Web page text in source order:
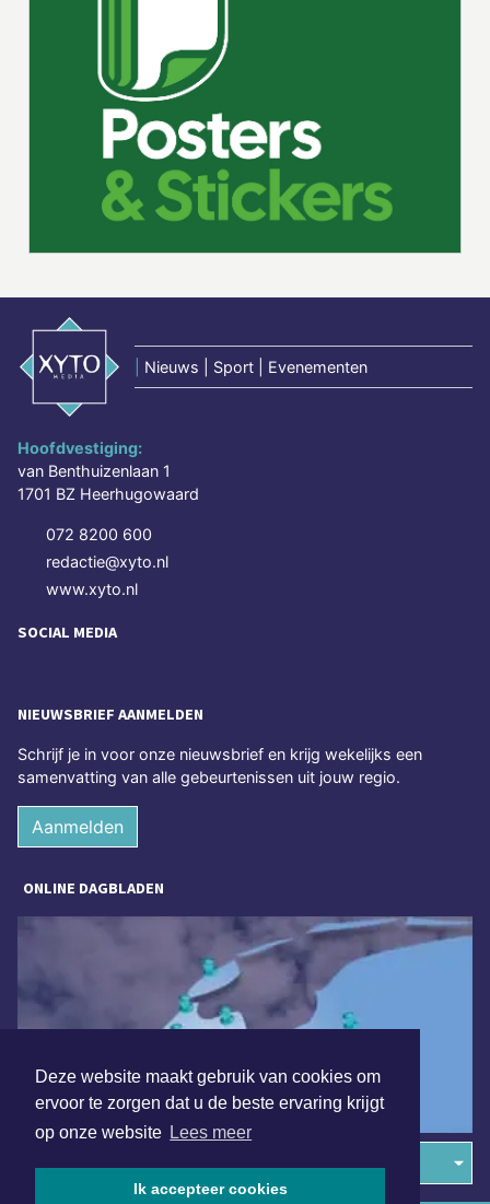
Deze website maakt gebruik van cookies om
ervoor te zorgen dat u de beste ervaring krijgt
op onze website Lees meer
Ik accepteer cookies
Nieuws | Sport | Evenementen
Hoofdvestiging:
van Benthuizenlaan 1
1701 BZ Heerhugowaard
072 8200 600
redactie@xyto.nl
www.xyto.nl
SOCIAL MEDIA
NIEUWSBRIEF AANMELDEN
Schrijf je in voor onze nieuwsbrief en krijg wekelijks een
samenvatting van alle gebeurtenissen uit jouw regio.
Aanmelden
ONLINE DAGBLADEN